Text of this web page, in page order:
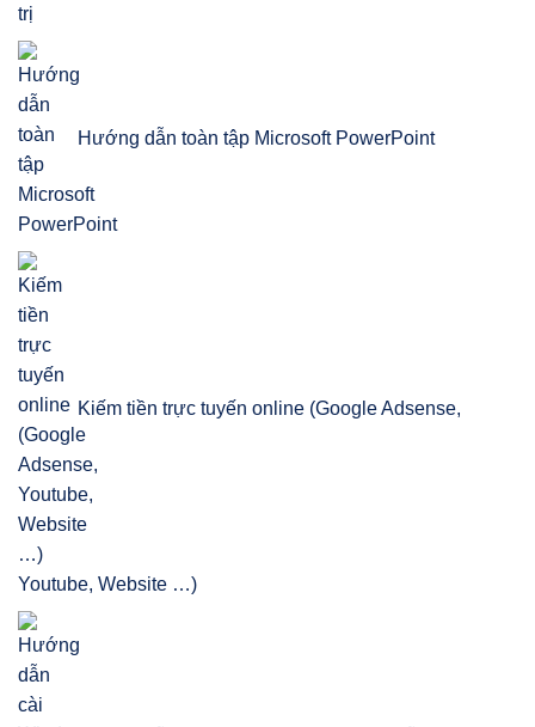
Hướng dẫn toàn tập Microsoft PowerPoint
Kiếm tiền trực tuyến online (Google Adsense,
Youtube, Website …)